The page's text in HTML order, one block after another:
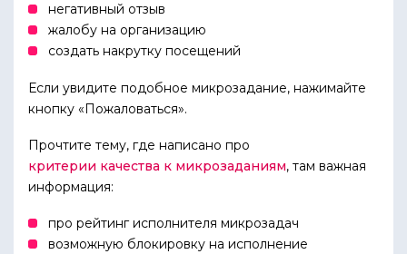
негативный отзыв
жалобу на организацию
создать накрутку посещений
Если увидите подобное микрозадание, нажимайте
кнопку «Пожаловаться».
Прочтите тему, где написано про
критерии качества к микрозаданиям, там важная
информация:
про рейтинг исполнителя микрозадач
возможную блокировку на исполнение